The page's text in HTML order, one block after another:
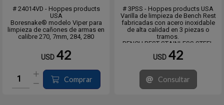
# 24014VD - Hoppes products
USA
Boresnake® modelo Viper para
limpieza de cañones de armas en
calibre 270, 7mm, 284, 280
USD 42
Comprar
# 3PSS - Hoppes products USA
Varilla de limpieza de Bench Rest
fabricadas con acero inoxidable
de alta calidad en 3 piezas o
tramos.
BENCH REST STAINLESS STEEL
RODS
USD 42
Consultar